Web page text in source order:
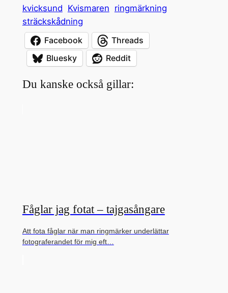
kvicksund Kvismaren ringmärkning
sträckskådning
Facebook
Threads
Bluesky
Reddit
Du kanske också gillar:
Fåglar jag fotat – tajgasångare
Att fota fåglar när man ringmärker underlättar
fotograferandet för mig eft…